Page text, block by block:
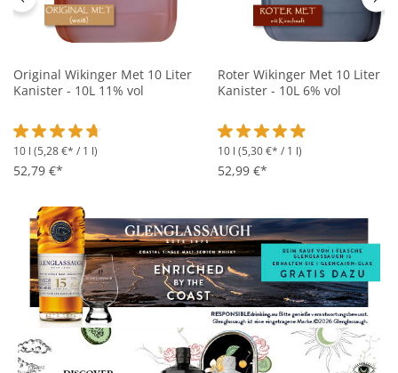
Original Wikinger Met 10 Liter
Kanister - 10L 11% vol
Durchschnittliche Bewertung von 4.7 von 5 Sternen
10 l (5,28 €* / 1 l)
52,79 €*
Roter Wikinger Met 10 Liter
Kanister - 10L 6% vol
Durchschnittliche
10 l (5,30 €* / 1 l)
52,99 €*